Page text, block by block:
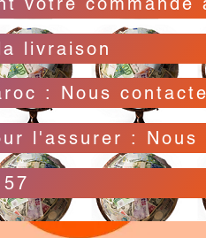
livraison
: Nous
Possibilité de déclarer la